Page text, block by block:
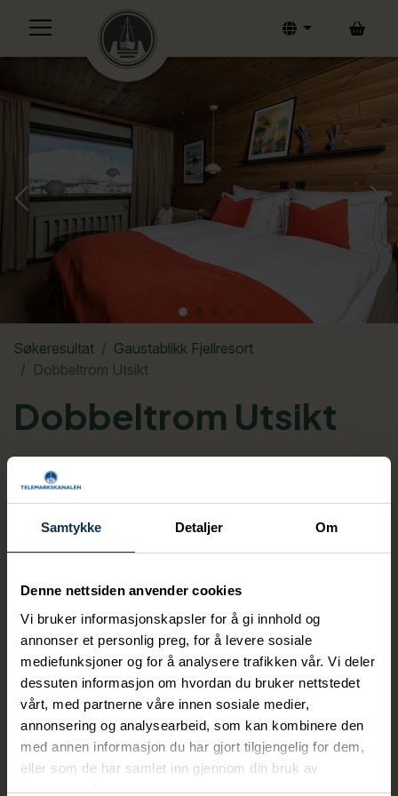
Samtykke Detaljer Om
Denne nettsiden anvender cookies
Vi bruker informasjonskapsler for å gi innhold og
annonser et personlig preg, for å levere sosiale
mediefunksjoner og for å analysere trafikken vår. Vi deler
dessuten informasjon om hvordan du bruker nettstedet
vårt, med partnerne våre innen sosiale medier,
annonsering og analysearbeid, som kan kombinere den
med annen informasjon du har gjort tilgjengelig for dem,
eller som de har samlet inn gjennom din bruk av
tjenestene deres.
Søkeresultat
Gaustablikk Fjellresort
Dobbeltrom Utsikt
Dobbeltrom Utsikt
Antal bäddar 2
Våre dobbeltrom er nyoppusset med skandinavisk
ut av opplevelsen i den norske fjellheimen. Her kan
du sove himmelsk på dobbeltseng fra Wonderland
mens du nyter utsikten mot Gaustatoppen. Alle
dobbeltrommene er utstyrt med TV, lenestol,
minibar, AC og garderobeskap. Våre dobbeltrom
har dusj, toalett, hårføner, tøfler og badekåpe.
Rommene har plass til opptil to personer. Vær
oppmerksom på at Gaustablikk Fjellresort er
røykfritt.
Vis mer
FASILITETER
Kapasitet
Antal bäddar: 2